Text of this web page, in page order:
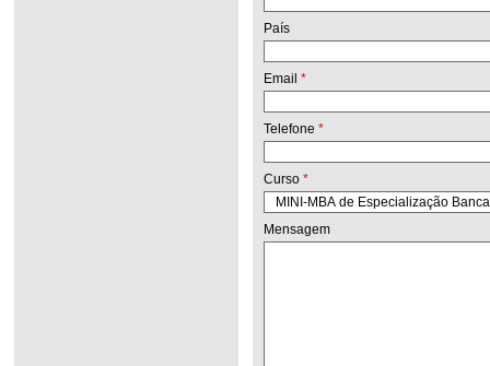
País
Email *
Telefone *
Curso *
Mensagem